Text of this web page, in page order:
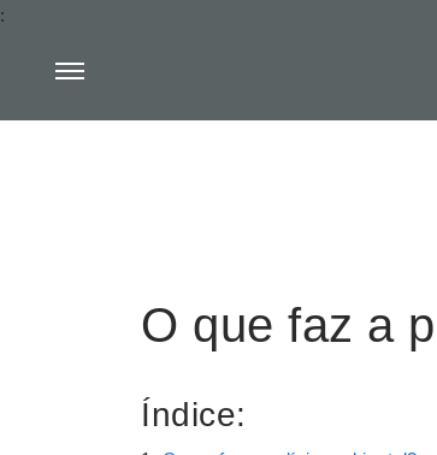
:
O que faz a
Índice: